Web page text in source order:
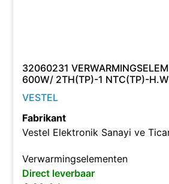
32060231
600W/ 2TH(TP)-1 NTC(TP)-
VESTEL
Fabrikant
Vestel Elektronik Sanayi ve
Verwarmingselementen
Direct leverbaar